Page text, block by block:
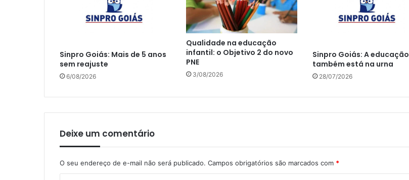
Sinpro Goiás: Mais de 5 anos
sem reajuste
6/08/2026
Qualidade na educação
infantil: o Objetivo 2 do novo
PNE
3/08/2026
Sinpro Goiás: A educação
também está na urna
28/07/2026
Deixe um comentário
O seu endereço de e-mail não será publicado. Campos obrigatórios são marcados com *